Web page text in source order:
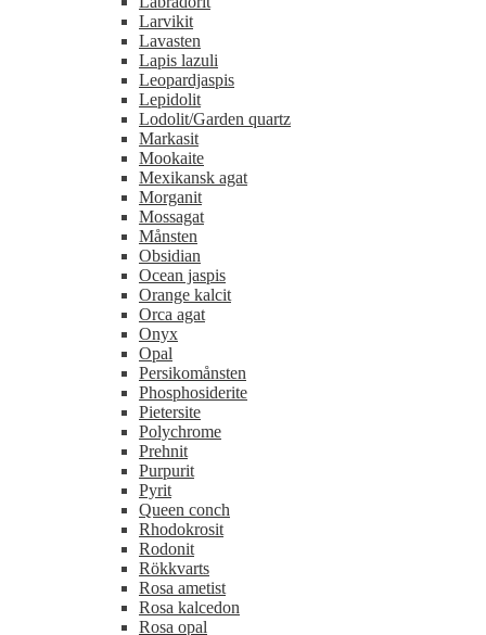
Larvikit
Lavasten
Lapis lazuli
Leopardjaspis
Lepidolit
Lodolit/Garden quartz
Markasit
Mookaite
Mexikansk agat
Morganit
Mossagat
Månsten
Obsidian
Ocean jaspis
Orange kalcit
Orca agat
Onyx
Opal
Persikomånsten
Phosphosiderite
Pietersite
Polychrome
Prehnit
Purpurit
Pyrit
Queen conch
Rhodokrosit
Rodonit
Rökkvarts
Rosa ametist
Rosa kalcedon
Rosa opal